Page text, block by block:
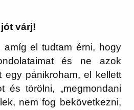
várj!
amíg el tudtam érni, hogy
és ne azok
egy pánikroham, el kellett
és törölni, „megmondani
nem fog bekövetkezni,